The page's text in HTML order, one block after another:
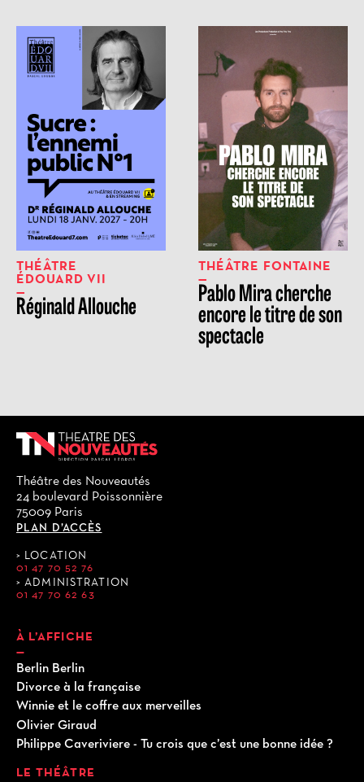
THÉÂTRE
ÉDOUARD VII
Réginald Allouche
THÉÂTRE FONTAINE
Pablo Mira cherche
encore le titre de son
spectacle
Théâtre des Nouveautés
24 boulevard Poissonnière
75009 Paris
PLAN D’ACCÈS
LOCATION
01 47 70 52 76
ADMINISTRATION
01 47 70 62 63
À L’AFFICHE
Berlin Berlin
Divorce à la française
Winnie et le coffre aux merveilles
Olivier Giraud
Philippe Caveriviere - Tu crois que c’est une bonne idée ?
LE THÉÂTRE